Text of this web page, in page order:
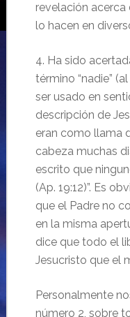
revelación
lo hacen en
4. Ha sido
término “nadie”
ser usado en
descripción de
eran como llama
cabeza muchas
escrito que
(Ap. 19:12)”. Es
que el Padre no
en la misma
dice que todo el
Jesucristo que el
Personalmente
número 2, sobre